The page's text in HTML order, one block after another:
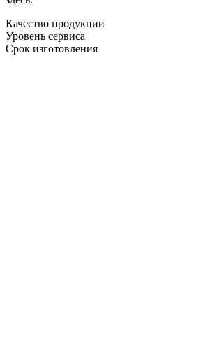
Качество продукции
Уровень сервиса
Срок изготовления